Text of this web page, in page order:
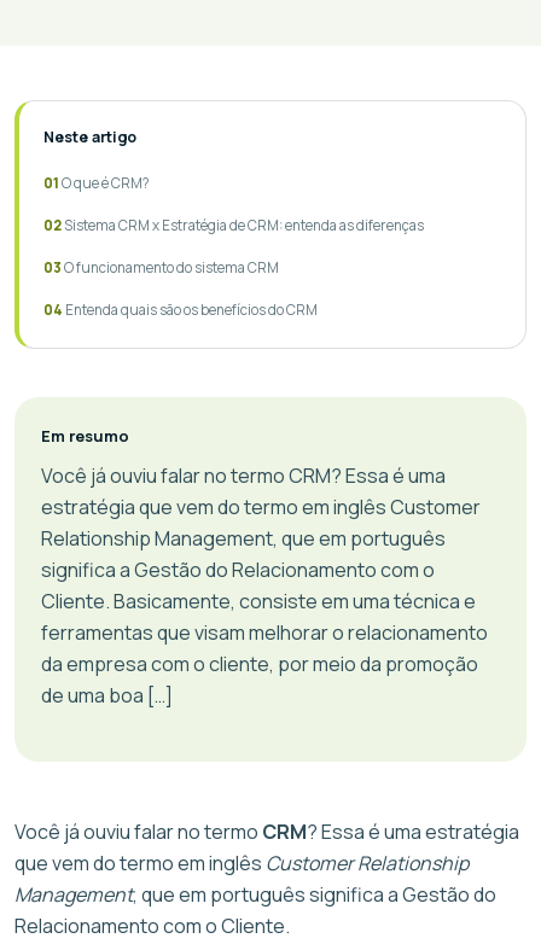
Neste artigo
O que é CRM?
Sistema CRM x Estratégia de CRM: entenda as diferenças
O funcionamento do sistema CRM
Entenda quais são os benefícios do CRM
Em resumo
Você já ouviu falar no termo CRM? Essa é uma
estratégia que vem do termo em inglês Customer
Relationship Management, que em português
significa a Gestão do Relacionamento com o
Cliente. Basicamente, consiste em uma técnica e
ferramentas que visam melhorar o relacionamento
da empresa com o cliente, por meio da promoção
de uma boa […]
Você já ouviu falar no termo CRM? Essa é uma estratégia
que vem do termo em inglês Customer Relationship
Management, que em português significa a Gestão do
Relacionamento com o Cliente.